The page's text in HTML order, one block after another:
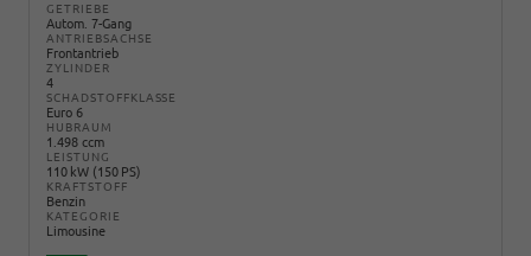
GETRIEBE
Autom. 7-Gang
ANTRIEBSACHSE
Frontantrieb
ZYLINDER
4
SCHADSTOFFKLASSE
Euro 6
HUBRAUM
1.498 ccm
LEISTUNG
110 kW (150 PS)
KRAFTSTOFF
Benzin
KATEGORIE
Limousine